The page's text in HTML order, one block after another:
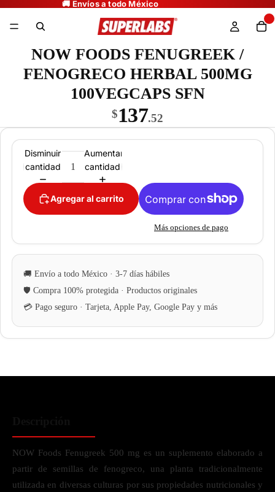
NOW FOODS FENUGREEK /
FENOGRECO HERBAL 500MG
100VEGCAPS SFN
$137.52
Disminuir
cantidad
Aumentar
cantidad
Agregar al carrito
Más opciones de pago
NOW Foods Fenugreek 500 mg es un suplemento elaborado a
partir de semillas de fenogreco, una planta tradicionalmente
utilizada en diversas culturas por sus propiedades nutricionales y